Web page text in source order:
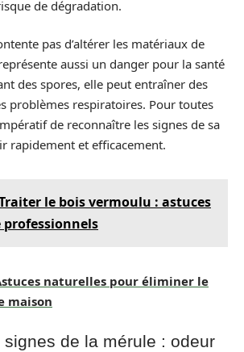
de dégradation.
pas d’altérer les matériaux de
aussi un danger pour la santé
des spores, elle peut entraîner des
problèmes respiratoires. Pour toutes
de reconnaître les signes de sa
rapidement et efficacement.
le bois vermoulu : astuces
professionnels
naturelles pour éliminer le
maison
de la mérule : odeur